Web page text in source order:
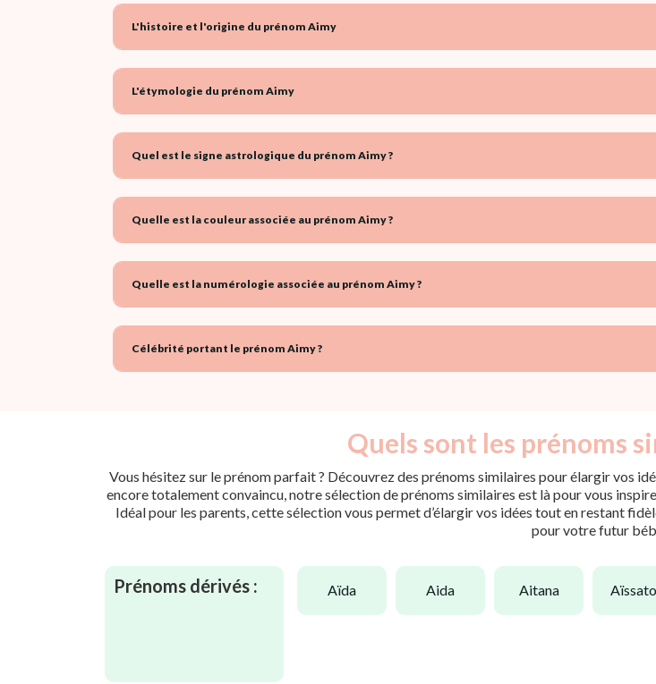
L'histoire et l'origine du prénom Aimy
L'étymologie du prénom Aimy
Quel est le signe astrologique du prénom Aimy ?
Quelle est la couleur associée au prénom Aimy ?
Quelle est la numérologie associée au prénom Aimy ?
Célébrité portant le prénom Aimy ?
Quels sont les prénoms
Vous hésitez sur le prénom parfait ? Découvrez des prénoms similaires pour élargir vos
encore totalement convaincu, notre sélection de prénoms similaires est là pour vous
Idéal pour les parents, cette sélection vous permet d’élargir vos idées tout en restant
pour votre futur
Prénoms dérivés : aïda aida aitana